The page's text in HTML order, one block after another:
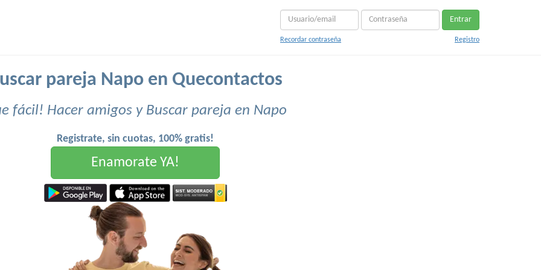
Entrar
Recordar contraseña Registro
pareja Napo en Quecontactos
fácil! Hacer amigos y Buscar pareja en Napo
Registrate, sin cuotas, 100% gratis!
Enamorate YA!